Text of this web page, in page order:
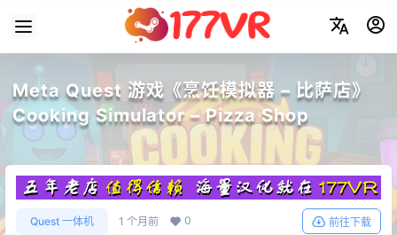
Meta Quest 游戏《烹饪模拟器 – 比萨店》
Cooking Simulator – Pizza Shop
Quest 一体机 1 个月前 0 前往下载